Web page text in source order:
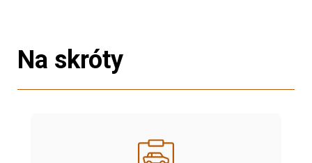
Na skróty